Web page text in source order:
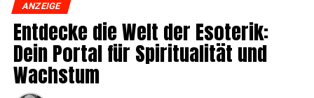
ANZEIGE
Ent­de­cke die Welt der Eso­te­rik:
Dein Por­tal für Spi­ri­tua­li­tät und
Wachstum